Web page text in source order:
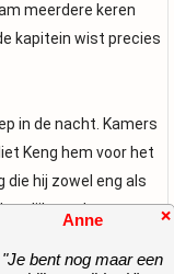
meerdere keren
kapitein wist precies
in de nacht. Kamers
Keng hem voor het
die hij zowel eng als
vond om twee
de zachte,
en langzame
Anne
"Je bent nog maar een
❌